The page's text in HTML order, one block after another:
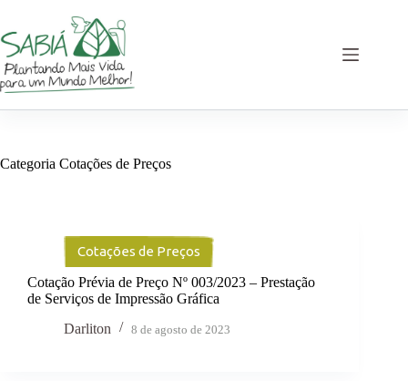
o
conteúdo
Categoria Cotações de Preços
Cotações de Preços
Cotação Prévia de Preço Nº 003/2023 – Prestação
de Serviços de Impressão Gráfica
Darliton
8 de agosto de 2023